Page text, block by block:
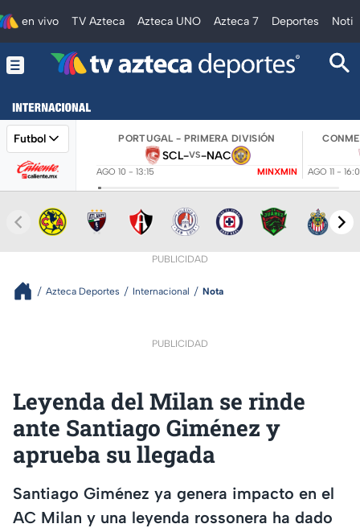
en vivo TV Azteca Azteca UNO Azteca 7 Deportes
Futbol PORTUGAL - PRIMERA DIVISIÓN
SCL-VS-NAC
AGO 10 - 13:15 MINXMIN AGO 11 -
PUBLICIDAD
Azteca Deportes Internacional Nota
PUBLICIDAD
Leyenda del Milan se rinde
ante Santiago Giménez y
aprueba su llegada
Santiago Giménez ya genera impacto en el
AC Milan y una leyenda rossonera ha dado